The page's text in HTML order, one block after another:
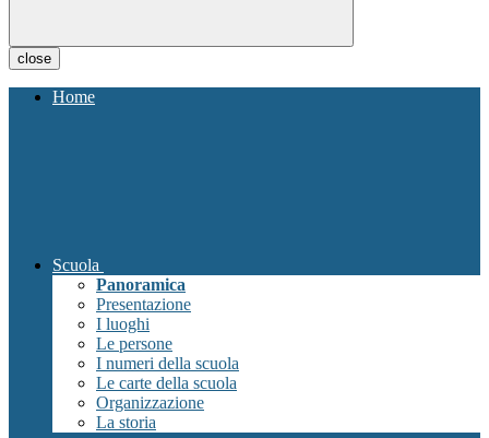
close
Home
Scuola
Panoramica
Presentazione
I luoghi
Le persone
I numeri della scuola
Le carte della scuola
Organizzazione
La storia